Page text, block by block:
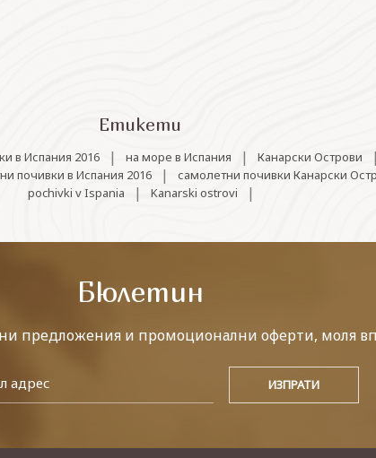
Етикети
в Испания 2016 | на море в Испания | Канарски Острови |
почивки в Испания 2016 | самолетни почивки Канарски
pochivki v Ispania | Kanarski ostrovi |
Бюлетин
предложения и промоционални оферти, моля